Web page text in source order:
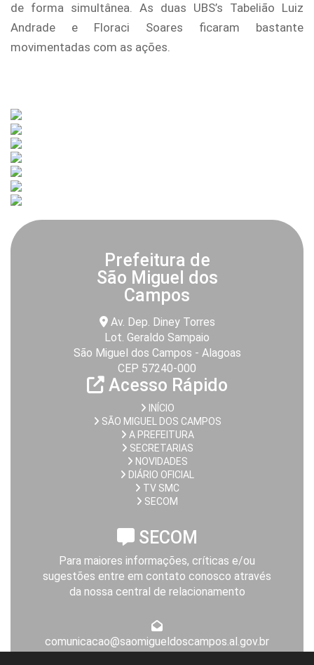
de forma simultânea. As duas UBS’s Tabelião Luiz
Andrade e Floraci Soares ficaram bastante
movimentadas com as ações.
Prefeitura de
São Miguel dos
Campos
Av. Dep. Diney Torres
Lot. Geraldo Sampaio
São Miguel dos Campos - Alagoas
CEP 57240-000
Acesso Rápido
INÍCIO
SÃO MIGUEL DOS CAMPOS
A PREFEITURA
SECRETARIAS
NOVIDADES
DIÁRIO OFICIAL
TV SMC
SECOM
SECOM
Para maiores informações, críticas e/ou
sugestões entre em contato conosco através
da nossa central de relacionamento
comunicacao@saomigueldoscampos.al.gov.br